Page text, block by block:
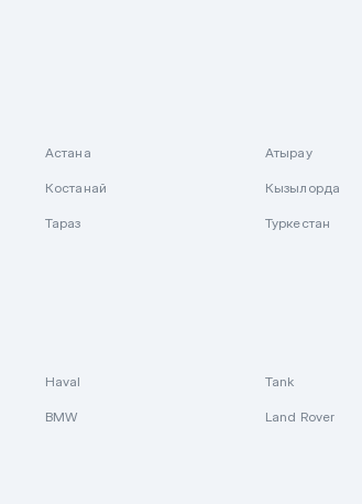
Астана Атырау
Костанай Кызылорда
Тараз Туркестан
Haval Tank
BMW Land Rover